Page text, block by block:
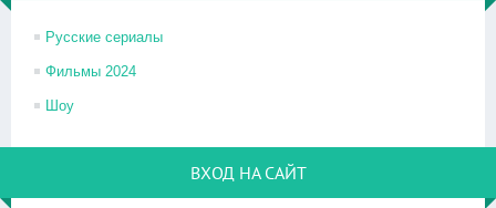
Русские сериалы
Фильмы 2024
Шоу
ВХОД НА САЙТ